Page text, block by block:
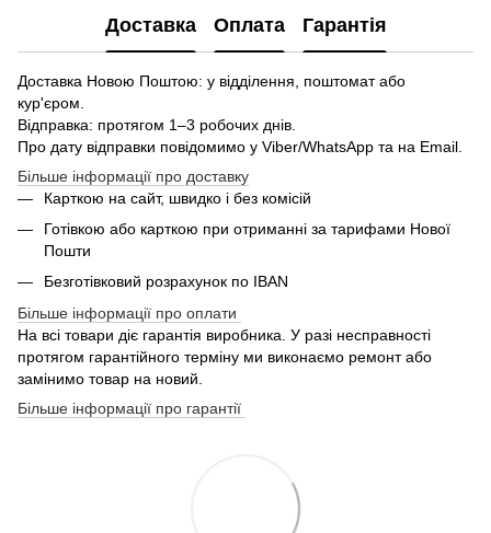
Доставка Оплата Гарантія
Доставка Новою Поштою: у відділення, поштомат або
кур'єром.
Відправка: протягом 1–3 робочих днів.
Про дату відправки повідомимо у Viber/WhatsApp та на Email.
Більше інформації про доставку
Карткою на сайт, швидко і без комісій
Готівкою або карткою при отриманні за тарифами Нової
Пошти
Безготівковий розрахунок по IBAN
Більше інформації про оплати
На всі товари діє гарантія виробника. У разі несправності
протягом гарантійного терміну ми виконаємо ремонт або
замінимо товар на новий.
Більше інформації про гарантії